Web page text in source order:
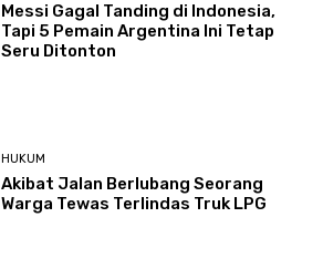
Messi Gagal Tanding di Indonesia,
Tapi 5 Pemain Argentina Ini Tetap
Seru Ditonton
HUKUM
Akibat Jalan Berlubang Seorang
Warga Tewas Terlindas Truk LPG